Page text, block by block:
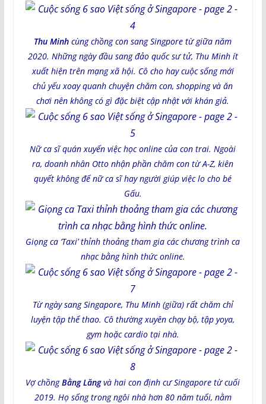
Thu Minh cùng chồng con sang Singpore từ giữa năm
2020. Những ngày đầu sang đảo quốc sư tử, Thu Minh ít
xuất hiện trên mạng xã hội. Cô cho hay cuộc sống mới
chủ yếu xoay quanh chuyện chăm con, shopping và ăn
chơi nên không có gì đặc biệt cập nhật với khán giả.
Nữ ca sĩ quán xuyến việc học online của con trai. Ngoài
ra, doanh nhân Otto nhận phần chăm con từ A-Z, kiên
quyết không để nữ ca sĩ hay người giúp việc lo cho bé
Gấu.
Giọng ca ‘Taxi’ thỉnh thoảng tham gia các chương trình ca
nhạc bằng hình thức online.
Từ ngày sang Singapore, Thu Minh (giữa) rất chăm chỉ
luyện tập thể thao. Cô thường xuyên chạy bộ, tập yoya,
gym hoặc cardio tại nhà.
Vợ chồngBằng Lăngvà hai con định cư Singapore từ cuối
2019. Họ sống trong ngôi nhà hơn 80 năm tuổi, nằm